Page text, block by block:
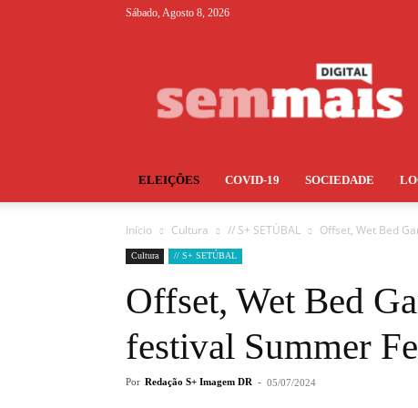
Sábado, Agosto 8, 2026
ELEIÇÕES COVID-19 SOCIEDADE
Início Cultura // S+ SETÚBAL Offset, Wet Bed
Cultura // S+ SETÚBAL
Offset, Wet Bed
festival Summer
Por Redação S+ Imagem DR - 05/07/2024